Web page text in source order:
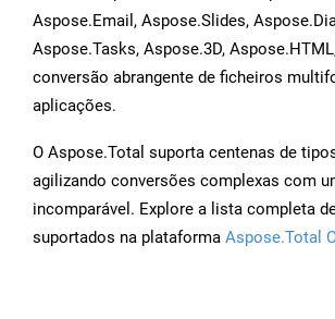
Aspose.Email, Aspose.Slides,
Aspose.Tasks, Aspose.3D,
conversão abrangente de ficheiros
aplicações.
O Aspose.Total suporta centenas de
agilizando conversões complexas com
incomparável. Explore a lista completa
suportados na plataforma Aspose.Total